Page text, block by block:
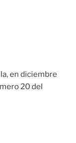
en diciembre
20 del